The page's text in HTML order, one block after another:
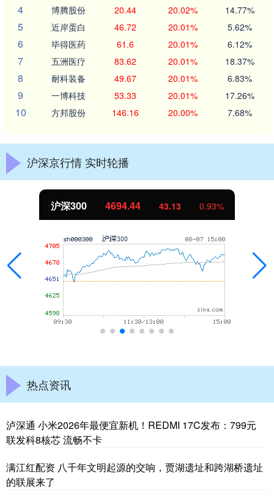
4 博腾股份 20.44 20.02% 14.77%
5 近岸蛋白 46.72 20.01% 5.62%
6 毕得医药 61.6 20.01% 6.12%
7 五洲医疗 83.62 20.01% 18.37%
8 耐科装备 49.67 20.01% 6.83%
9 一博科技 53.33 20.01% 17.26%
10 方邦股份 146.16 20.00% 7.68%
沪深京行情 实时轮播
沪深300 4694.44 43.13 0.93%
热点资讯
泸深通 小米2026年最便宜新机！REDMI 17C发布：799元
联发科8核芯 流畅不卡
满江红配资 八千年文明起源的交响，贾湖遗址和跨湖桥遗址
的联展来了